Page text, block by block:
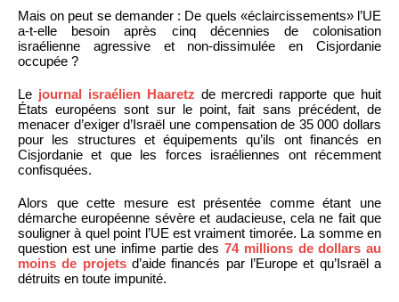
Mais on peut se demander : De quels «éclaircissements» l’UE
a-t-elle besoin après cinq décennies de colonisation
israélienne agressive et non-dissimulée en Cisjordanie
occupée ?
Le journal israélien Haaretz de mercredi rapporte que huit
États européens sont sur le point, fait sans précédent, de
menacer d’exiger d’Israël une compensation de 35 000 dollars
pour les structures et équipements qu’ils ont financés en
Cisjordanie et que les forces israéliennes ont récemment
confisquées.
Alors que cette mesure est présentée comme étant une
démarche européenne sévère et audacieuse, cela ne fait que
souligner à quel point l’UE est vraiment timorée. La somme en
question est une infime partie des74 millions de dollars au
moins de projetsd’aide financés par l’Europe et qu’Israël a
détruits en toute impunité.